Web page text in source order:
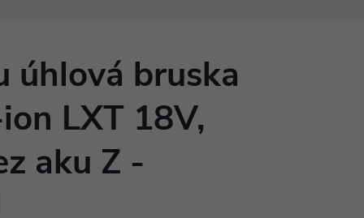
úhlová bruska
LXT 18V,
aku Z -